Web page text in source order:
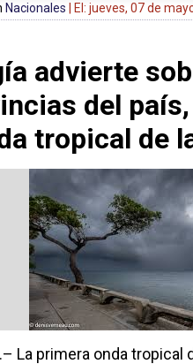
Nacionales | El: jueves, 07 de
advierte
del
tropical de
.– La primera onda tropical